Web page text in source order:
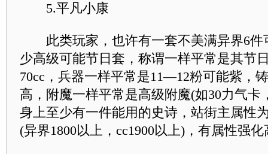
5.平凡小康
此类玩家，也许有一套不美满异界6件
少高级可能节日套，称谓一样平常是其节
70cc，兵器一样平常是11—12粉可能紫，
高，附魔一样平常是高级附魔(如30力气卡
身上至少有一件能用的史诗，站街主属性
(异界1800以上，cc1900以上)，有属性强化